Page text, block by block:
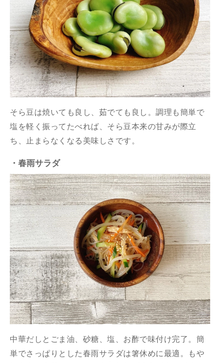
そら豆は焼いても良し、茹でても良し。調理も簡単で
塩を軽く振ってたべれば、そら豆本来の甘みが際立
ち、止まらなくなる美味しさです。
・春雨サラダ
中華だしとごま油、砂糖、塩、お酢で味付け完了。簡
単でさっぱりとした春雨サラダは箸休めに最適。もや